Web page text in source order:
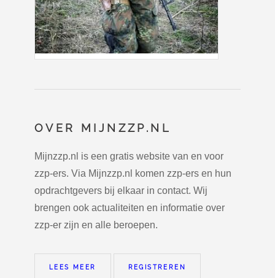
OVER MIJNZZP.NL
Mijnzzp.nl is een gratis website van en voor
zzp-ers. Via Mijnzzp.nl komen zzp-ers en hun
opdrachtgevers bij elkaar in contact. Wij
brengen ook actualiteiten en informatie over
zzp-er zijn en alle beroepen.
LEES MEER REGISTREREN